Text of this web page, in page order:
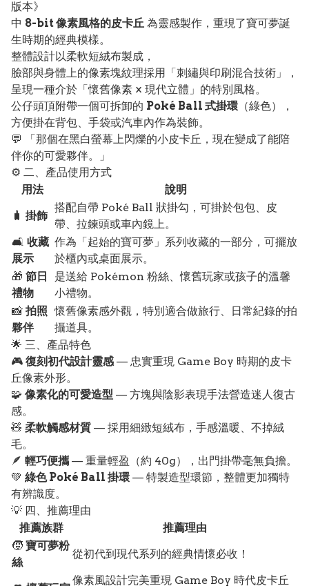
版本》
中 8-bit 像素風格的皮卡丘 為靈感製作，重現了寶可夢誕
生時期的經典模樣。
整體設計以柔軟短絨布製成，
臉部與身體上的像素塊紋理採用「刺繡與印刷混合技術」，
呈現一種介於「懷舊像素 × 現代立體」的特別風格。
公仔頭頂附帶一個可拆卸的 Poké Ball 式掛環 （綠色），
方便掛在背包、手袋或汽車內作為裝飾。
💬 「那個在黑白螢幕上閃爍的小皮卡丘，現在變成了能陪
伴你的可愛夥伴。」
⚙️ 二、產品使用方式
用法
說明
🧳 掛飾
搭配自帶 Poké Ball 狀掛勾，可掛於包包、皮
帶、拉鍊頭或車內鏡上。
🛋️ 收藏
展示
作為「起始的寶可夢」系列收藏的一部分，可擺放
於櫃內或桌面展示。
🎁 節日
禮物
是送給 Pokémon 粉絲、懷舊玩家或孩子的溫馨
小禮物。
📸 拍照
夥伴
懷舊像素感外觀，特別適合做旅行、日常紀錄的拍
攝道具。
🌟 三、產品特色
🎮 復刻初代設計靈感— 忠實重現 Game Boy 時期的皮卡
丘像素外形。
🧩 像素化的可愛造型 — 方塊與陰影表現手法營造迷人復古
感。
🧸 柔軟觸感材質 — 採用細緻短絨布，手感溫暖、不掉絨
毛。
🪶 輕巧便攜 — 重量輕盈（約 40g），出門掛帶毫無負擔。
💚 綠色 Poké Ball 掛環 — 特製造型環節，整體更加獨特
有辨識度。
💡 四、推薦理由
推薦族群
推薦理由
🧒 寶可夢粉
絲
從初代到現代系列的經典情懷必收！
像素風設計完美重現 Game Boy 時代皮卡丘